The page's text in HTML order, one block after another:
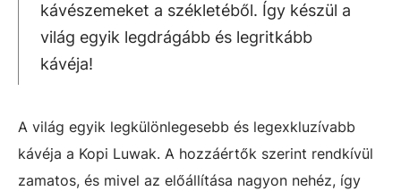
kávészemeket a székletéből. Így készül a
világ egyik legdrágább és legritkább
kávéja!
A világ egyik legkülönlegesebb és legexkluzívabb
kávéja a Kopi Luwak. A hozzáértők szerint rendkívül
zamatos, és mivel az előállítása nagyon nehéz, így